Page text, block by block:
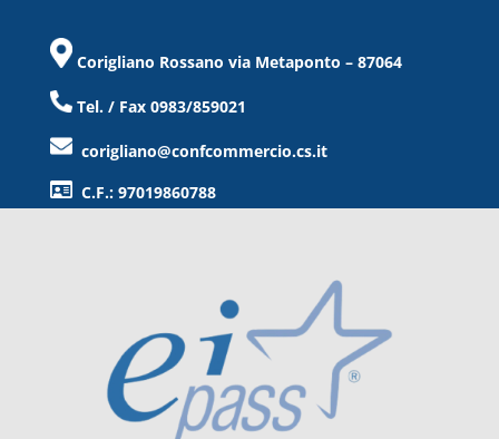
Corigliano Rossano via Metaponto – 87064
Tel. / Fax 0983/859021
corigliano@confcommercio.cs.it
C.F.: 97019860788